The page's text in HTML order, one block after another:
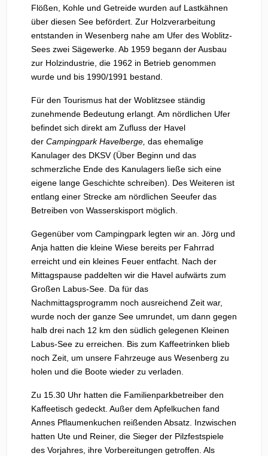
Flößen, Kohle und Getreide wurden auf Lastkähnen
über diesen See befördert. Zur Holzverarbeitung
entstanden in Wesenberg nahe am Ufer des Woblitz-
Sees zwei Sägewerke. Ab 1959 begann der Ausbau
zur Holzindustrie, die 1962 in Betrieb genommen
wurde und bis 1990/1991 bestand.
Für den Tourismus hat der Woblitzsee ständig
zunehmende Bedeutung erlangt. Am nördlichen Ufer
befindet sich direkt am Zufluss der Havel
der Campingpark Havelberge, das ehemalige
Kanulager des DKSV (Über Beginn und das
schmerzliche Ende des Kanulagers ließe sich eine
eigene lange Geschichte schreiben). Des Weiteren ist
entlang einer Strecke am nördlichen Seeufer das
Betreiben von Wasserskisport möglich.
Gegenüber vom Campingpark legten wir an. Jörg und
Anja hatten die kleine Wiese bereits per Fahrrad
erreicht und ein kleines Feuer entfacht. Nach der
Mittagspause paddelten wir die Havel aufwärts zum
Großen Labus-See. Da für das
Nachmittagsprogramm noch ausreichend Zeit war,
wurde noch der ganze See umrundet, um dann gegen
halb drei nach 12 km den südlich gelegenen Kleinen
Labus-See zu erreichen. Bis zum Kaffeetrinken blieb
noch Zeit, um unsere Fahrzeuge aus Wesenberg zu
holen und die Boote wieder zu verladen.
Zu 15.30 Uhr hatten die Familienparkbetreiber den
Kaffeetisch gedeckt. Außer dem Apfelkuchen fand
Annes Pflaumenkuchen reißenden Absatz. Inzwischen
hatten Ute und Reiner, die Sieger der Pilzfestspiele
des Vorjahres, ihre Vorbereitungen getroffen. Als